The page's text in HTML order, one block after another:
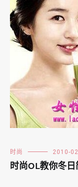
时尚 2010-
时尚OL教你冬